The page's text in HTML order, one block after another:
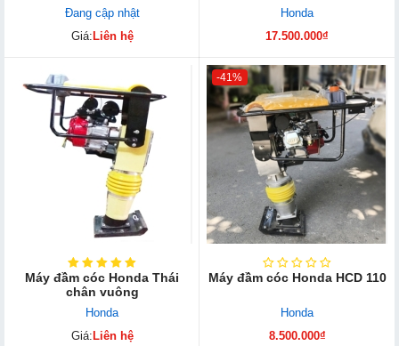
Đang cập nhật
Giá: Liên hệ
Honda
17.500.000₫
Máy đầm cóc Honda Thái
chân vuông
Honda
Giá: Liên hệ
-41%
Máy đầm cóc Honda HCD 110
Honda
8.500.000₫